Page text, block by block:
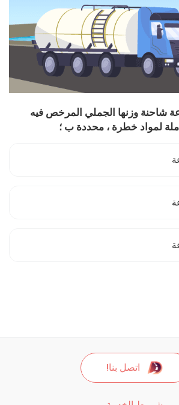
شاحنة وزنها الجملي المرخص فيه
اتصل بنا!